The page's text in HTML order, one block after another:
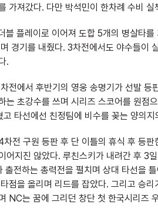
가져갔다. 다만 박석민이 한차례 수비
블 플레이로 이어져 도합 5개의 병살타
경기를 내줬다. 3차전에서도 야수들이
.
전에서 후반기의 영웅 송명기가 선발
는 초강수를 쓰며 시리즈 스코어를 원점
타선에선 친정팀에 비수를 꽂는 양의
전 구원 등판 후 단 이틀의 휴식 후 등
어지진 않았다. 루친스키가 내려간 후 3
출전하는 총력전을 펼치며 상대 타선을
점을 올리며 리드를 잡았다. 그리고 승
NC는 꿈에 그리던 창단 첫 한국시리즈